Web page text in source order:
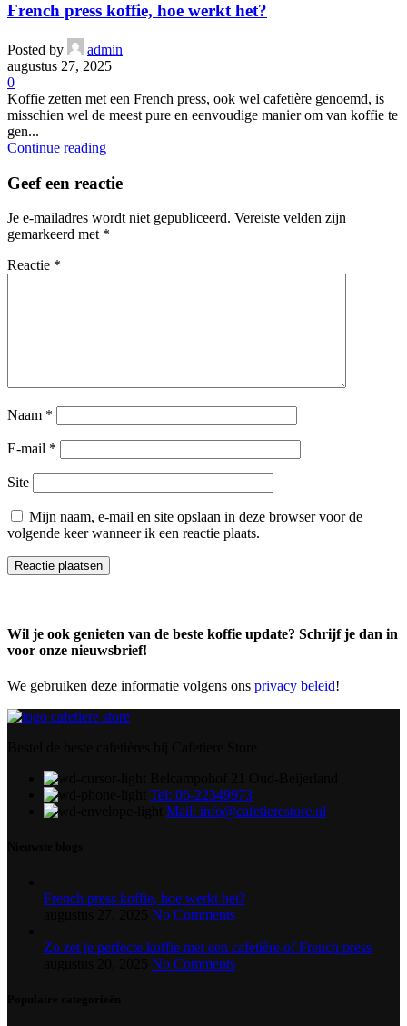
French press koffie, hoe werkt het?
Posted by
admin
augustus 27, 2025
0
Koffie zetten met een French press, ook wel cafetière genoemd, is
misschien wel de meest pure en eenvoudige manier om van koffie te
gen...
Continue reading
Geef een reactie
Je e-mailadres wordt niet gepubliceerd. Vereiste velden zijn
gemarkeerd met *
Reactie *
Naam *
E-mail *
Site
Mijn naam, e-mail en site opslaan in deze browser voor de
volgende keer wanneer ik een reactie plaats.
Wil je ook genieten van de beste koffie update? Schrijf je dan in
voor onze nieuwsbrief!
We gebruiken deze informatie volgens ons privacy beleid!
Tel: 06-22349973
Mail: info@cafetierestore.nl
French press koffie, hoe werkt het?
No Comments
Zo zet je perfecte koffie met een cafetière of French press
No Comments